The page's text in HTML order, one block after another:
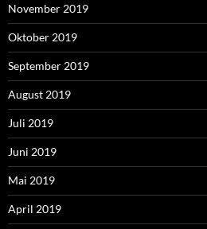
November 2019
Oktober 2019
September 2019
August 2019
Juli 2019
Juni 2019
Mai 2019
April 2019